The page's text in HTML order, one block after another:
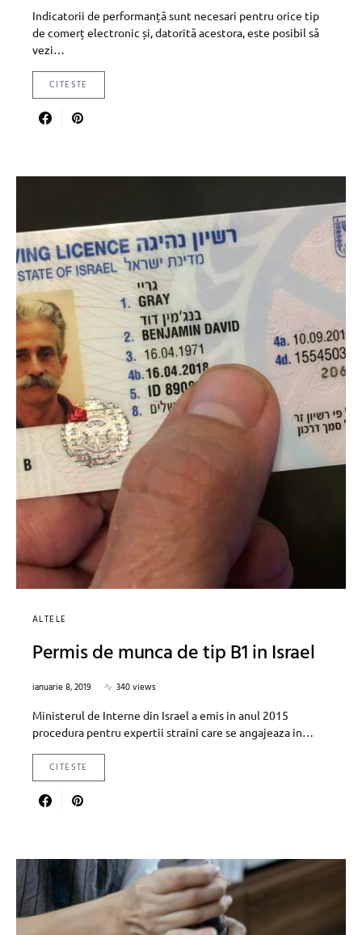
Indicatorii de performanță sunt necesari pentru orice tip
de comerț electronic și, datorită acestora, este posibil să
vezi…
CITESTE
ALTELE
Permis de munca de tip B1 in Israel
ianuarie 8, 2019
340 views
Ministerul de Interne din Israel a emis in anul 2015
procedura pentru expertii straini care se angajeaza in…
CITESTE